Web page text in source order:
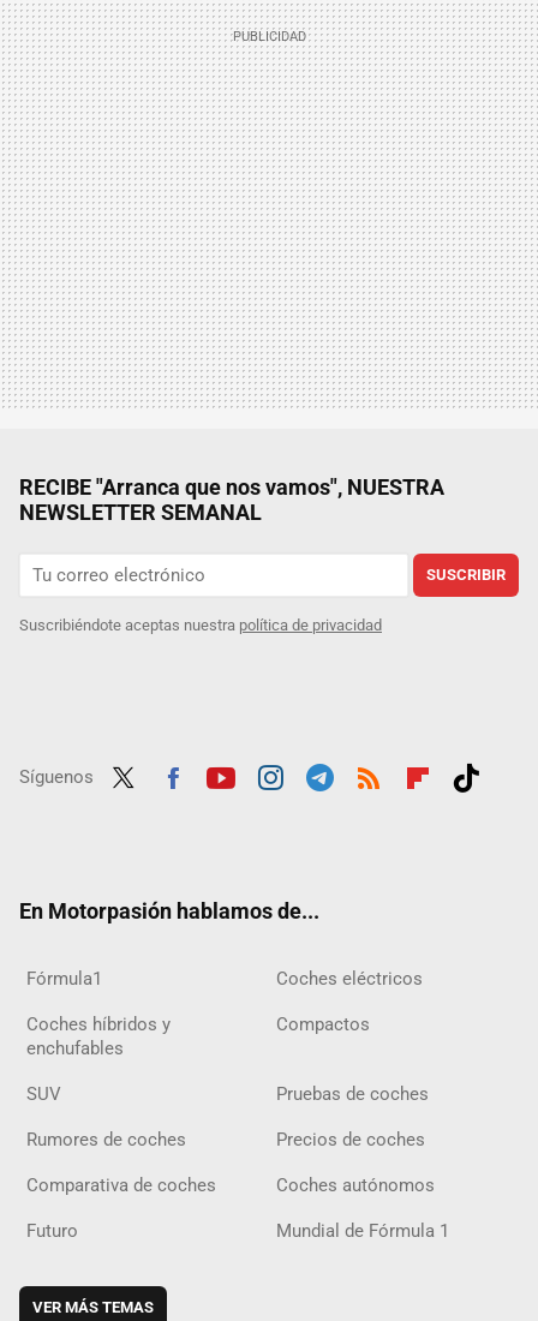
RECIBE "Arranca que nos vamos", NUESTRA
NEWSLETTER SEMANAL
SUSCRIBIR
Suscribiéndote aceptas nuestra política de privacidad
Síguenos
En Motorpasión hablamos de...
Fórmula1 Coches eléctricos
Coches híbridos y
enchufables
Compactos
SUV Pruebas de coches
Rumores de coches Precios de coches
Comparativa de coches Coches autónomos
Futuro Mundial de Fórmula 1
VER MÁS TEMAS